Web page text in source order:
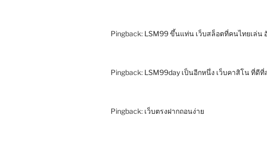
Pingback: LSM99 ขึ้นแท่น เว็บสล็อตที่คนไทยเล่น
Pingback: LSM99day เป็นอีกหนึ่ง เว็บคาสิโน ที่ดีที่
Pingback: เว็บตรงฝากถอนง่าย